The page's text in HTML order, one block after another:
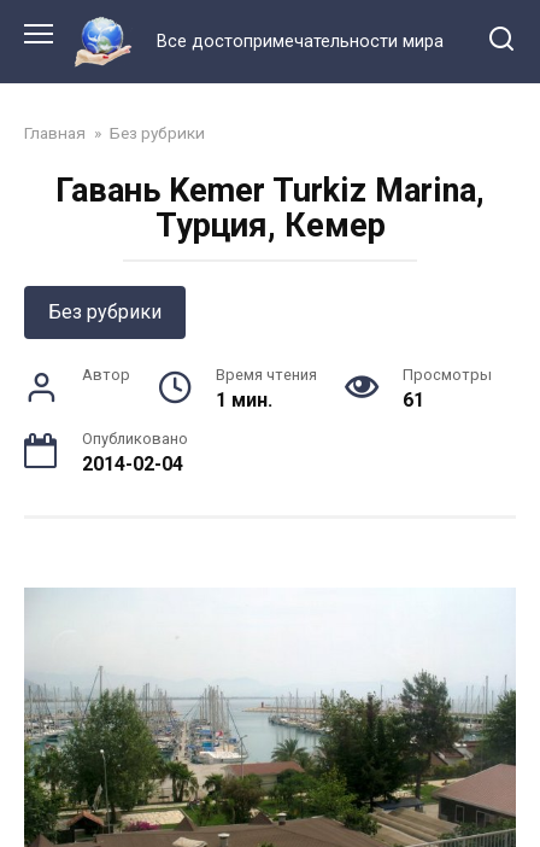
контенту
Все достопримечательности мира
Главная » Без рубрики
Гавань Kemer Turkiz Marina,
Турция, Кемер
Без рубрики
Автор Время чтения
1 мин.
Просмотры
61
Опубликовано
2014-02-04